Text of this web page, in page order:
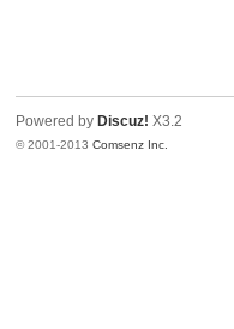
Powered by Discuz! X3.2
© 2001-2013Comsenz Inc.